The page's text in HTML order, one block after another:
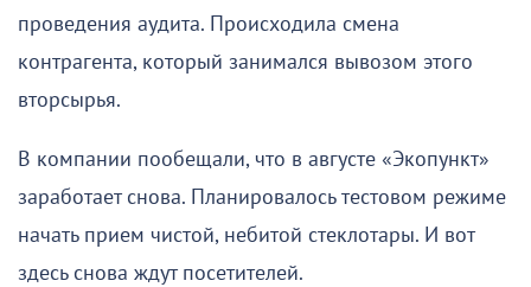
проведения аудита. Происходила смена
контрагента, который занимался вывозом этого
вторсырья.
В компании пообещали, что в августе «Экопункт»
заработает снова. Планировалось тестовом режиме
начать прием чистой, небитой стеклотары. И вот
здесь снова ждут посетителей.